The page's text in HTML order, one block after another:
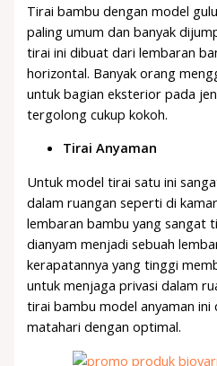
Tirai bambu dengan model
paling umum dan banyak
tirai ini dibuat dari lembaran
horizontal. Banyak orang
untuk bagian eksterior pada
tergolong cukup kokoh.
Tirai Anyaman
Untuk model tirai satu ini
dalam ruangan seperti di
lembaran bambu yang sangat
dianyam menjadi sebuah
kerapatannya yang tinggi
untuk menjaga privasi dalam
tirai bambu model anyaman ini
matahari dengan optimal.